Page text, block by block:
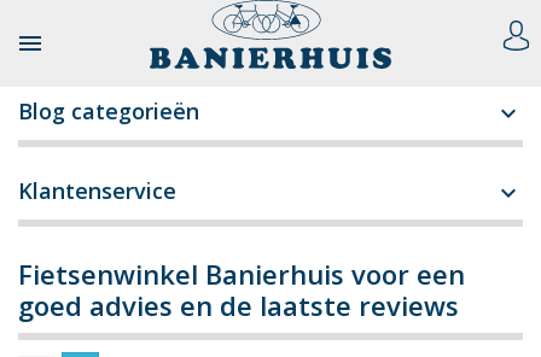

Blog categorieën 
Klantenservice 
Fietsenwinkel Banierhuis voor een
goed advies en de laatste reviews